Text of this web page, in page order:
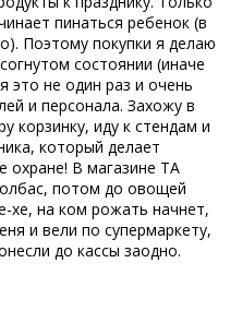
пинаться ребенок (в
Поэтому покупки я делаю
состоянии (иначе
это не один раз и очень
и персонала. Захожу в
корзинку, иду к стендам и
который делает
охране! В магазине ТА
потом до овощей
хе, на ком рожать начнет,
и вели по супермаркету,
до кассы заодно.